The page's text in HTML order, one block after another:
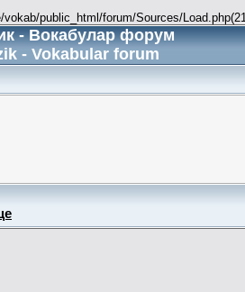
public_html/forum/Sources/
- Вокабулар форум
- Vokabular forum